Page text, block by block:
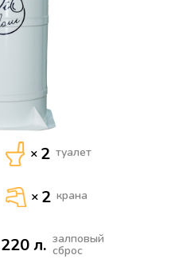
220 л. залповый
сброс
2 туалет
×
2 крана
×